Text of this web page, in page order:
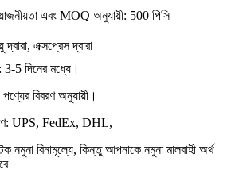
এবং MOQ অনুযায়ী: 500 পিসি
দ্বারা, এক্সপ্রেস দ্বারা
5 দিনের মধ্যে।
বিবরণ অনুযায়ী।
UPS, FedEx, DHL,
নমুনা বিনামূল্যে, কিন্তু আপনাকে নমুনা মালবাহী অর্থ